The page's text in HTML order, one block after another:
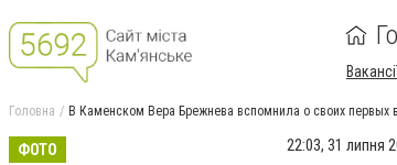
Головна В Каменском Вера Брежнева вспомнила о своих первых
ФОТО 22:03, 31 липня